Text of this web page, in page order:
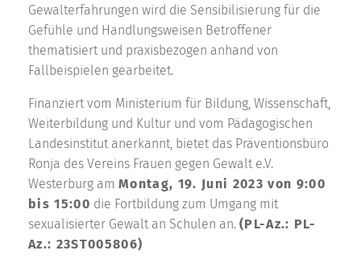
Gewalterfahrungen wird die Sensibilisierung für die
Gefühle und Handlungsweisen Betroffener
thematisiert und praxisbezogen anhand von
Fallbeispielen gearbeitet.
Finanziert vom Ministerium für Bildung, Wissenschaft,
Weiterbildung und Kultur und vom Pädagogischen
Landesinstitut anerkannt, bietet das Präventionsbüro
Ronja des Vereins Frauen gegen Gewalt e.V.
Westerburg am Montag, 19. Juni 2023 von 9:00
bis 15:00 die Fortbildung zum Umgang mit
sexualisierter Gewalt an Schulen an. (PL-Az.: PL-
Az.: 23ST005806)